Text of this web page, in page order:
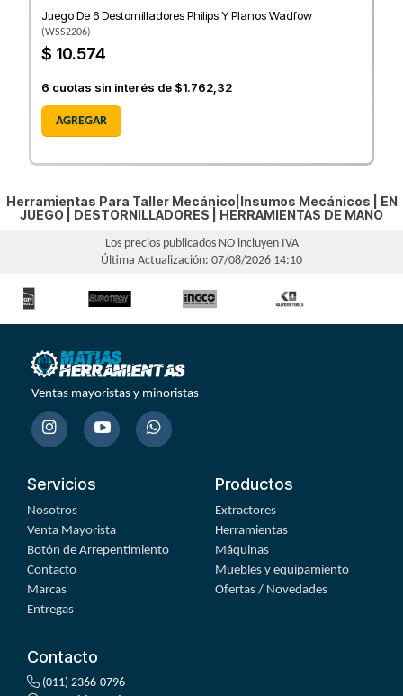
Juego De 6 Destornilladores Philips Y Planos Wadfow
(WSS2206)
$ 10.574
6 cuotas sin interés de $1.762,32
AGREGAR
Herramientas Para Taller Mecánico|Insumos Mecánicos | EN
JUEGO
DESTORNILLADORES HERRAMIENTAS DE MANO
Los precios publicados NO incluyen IVA
Última Actualización: 07/08/2026 14:10
Ventas mayoristas y minoristas
Servicios
Nosotros
Venta Mayorista
Botón de Arrepentimiento
Contacto
Marcas
Entregas
Productos
Extractores
Herramientas
Máquinas
Muebles y equipamiento
Ofertas / Novedades
Contacto
(011) 2366-0796